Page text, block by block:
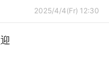
2025/4/4(Fr) 12:30
歓迎